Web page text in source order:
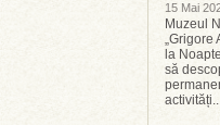
15 Mai
Muzeul
„Grigore
la
să